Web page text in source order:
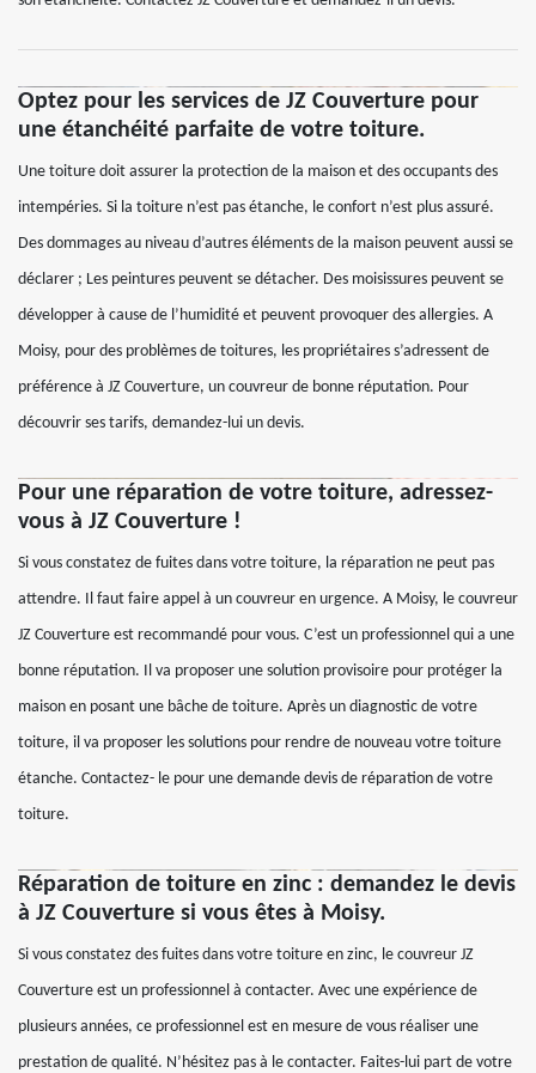
Optez pour les services de JZ Couverture pour
une étanchéité parfaite de votre toiture.
Une toiture doit assurer la protection de la maison et des occupants des
intempéries. Si la toiture n’est pas étanche, le confort n’est plus assuré.
Des dommages au niveau d’autres éléments de la maison peuvent aussi se
déclarer ; Les peintures peuvent se détacher. Des moisissures peuvent se
développer à cause de l’humidité et peuvent provoquer des allergies. A
Moisy, pour des problèmes de toitures, les propriétaires s’adressent de
préférence à JZ Couverture, un couvreur de bonne réputation. Pour
découvrir ses tarifs, demandez-lui un devis.
Pour une réparation de votre toiture, adressez-
vous à JZ Couverture !
Si vous constatez de fuites dans votre toiture, la réparation ne peut pas
attendre. Il faut faire appel à un couvreur en urgence. A Moisy, le couvreur
JZ Couverture est recommandé pour vous. C’est un professionnel qui a une
bonne réputation. Il va proposer une solution provisoire pour protéger la
maison en posant une bâche de toiture. Après un diagnostic de votre
toiture, il va proposer les solutions pour rendre de nouveau votre toiture
étanche. Contactez- le pour une demande devis de réparation de votre
toiture.
Réparation de toiture en zinc : demandez le devis
à JZ Couverture si vous êtes à Moisy.
Si vous constatez des fuites dans votre toiture en zinc, le couvreur JZ
Couverture est un professionnel à contacter. Avec une expérience de
plusieurs années, ce professionnel est en mesure de vous réaliser une
prestation de qualité. N’hésitez pas à le contacter. Faites-lui part de votre